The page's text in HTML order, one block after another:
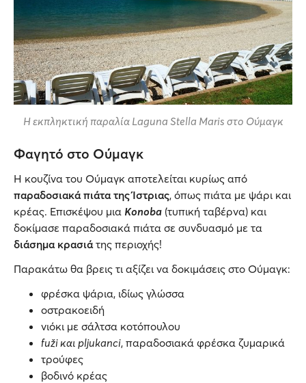
Η εκπληκτική παραλία Laguna Stella Maris στο Ούμαγκ
Φαγητό στο Ούμαγκ
Η κουζίνα του Oύμαγκ αποτελείται κυρίως από
παραδοσιακά πιάτα της Ίστριας, όπως πιάτα με ψάρι και
κρέας. Επισκέψου μια Konoba (τυπική ταβέρνα) και
δοκίμασε παραδοσιακά πιάτα σε συνδυασμό με τα
διάσημα κρασιάτης περιοχής!
Παρακάτω θα βρεις τι αξίζει να δοκιμάσεις στο Ούμαγκ:
φρέσκα ψάρια, ιδίως γλώσσα
οστρακοειδή
νιόκι με σάλτσα κοτόπουλου
fuži και pljukanci, παραδοσιακά φρέσκα ζυμαρικά
τρούφες
βοδινό κρέας